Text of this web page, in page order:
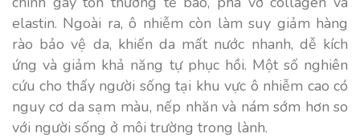
elastin. Ngoài ra, ô nhiễm còn làm suy giảm hàng
rào bảo vệ da, khiến da mất nước nhanh, dễ kích
ứng và giảm khả năng tự phục hồi. Một số nghiên
cứu cho thấy người sống tại khu vực ô nhiễm cao có
nguy cơ da sạm màu, nếp nhăn và nám sớm hơn so
với người sống ở môi trường trong lành.